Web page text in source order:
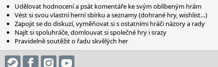
Udělovat hodnocení a psát komentáře ke svým oblíbeným hrám
Vést si svou vlastní herní sbírku a seznamy (dohrané hry, wishlist…)
Zapojit se do diskuzí, vyměňovat si s ostatními hráči názory a rady
Najít si spoluhráče, domlouvat si společné hry i srazy
Pravidelně soutěžit o řadu skvělých her